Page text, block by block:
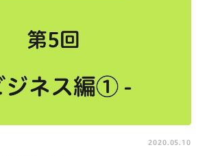
2020.05.10